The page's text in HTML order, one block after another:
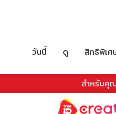
วันนี้ ดู สิทธิพิเศ
สำหรับคุ